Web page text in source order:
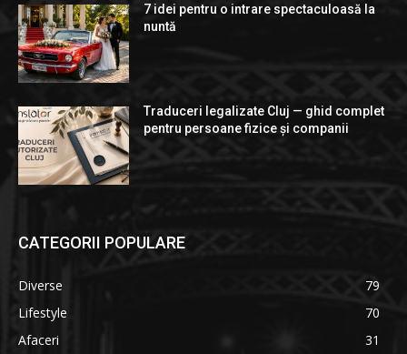
7 idei pentru o intrare spectaculoasă la
nuntă
Traduceri legalizate Cluj — ghid complet
pentru persoane fizice și companii
CATEGORII POPULARE
Diverse
79
Lifestyle
70
Afaceri
31